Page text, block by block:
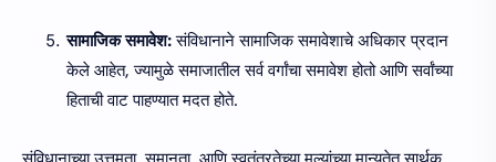
सामाजिक समावेश:संविधानाने सामाजिक समावेशाचे अधिकार प्रदान
केले आहेत, ज्यामुळे समाजातील सर्व वर्गांचा समावेश होतो आणि सर्वांच्या
हिताची वाट पाहण्यात मदत होते.